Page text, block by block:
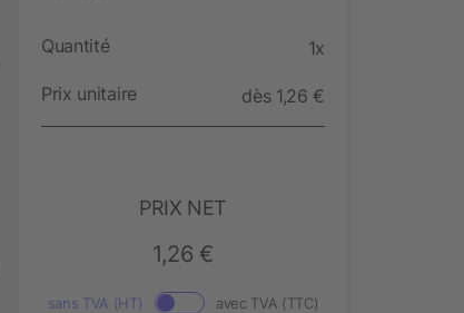
Quantité 1x
Prix unitaire dès 1,26 €
PRIX NET
1,26 €
sans TVA (HT) avec TVA (TTC)